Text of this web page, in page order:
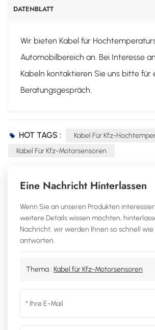
DATENBLATT
Wir bieten Kabel für
Automobilbereich an. Bei Interesse
Kabeln kontaktieren Sie uns bitte für
Beratungsgespräch.
HOT TAGS :
Kabel Für Kfz-
Kabel Für Kfz-Motorsensoren
Eine Nachricht Hinterlassen
Wenn Sie an unseren Produkten
weitere Details wissen möchten,
Nachricht, wir werden Ihnen so schnell
antworten.
Thema : Kabel für Kfz-Motorsensoren